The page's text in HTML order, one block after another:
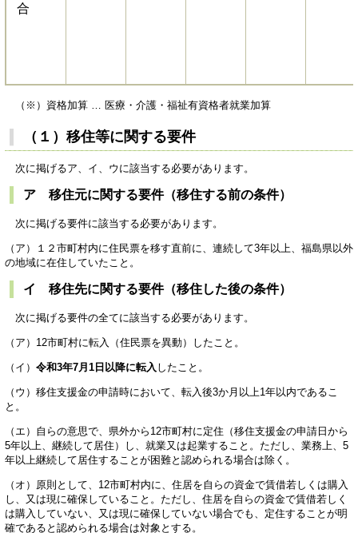
合
（※）資格加算 … 医療・介護・福祉有資格者就業加算
（１）移住等に関する要件
次に掲げるア、イ、ウに該当する必要があります。
ア 移住元に関する要件（移住する前の条件）
次に掲げる要件に該当する必要があります。
（ア）１２市町村内に住民票を移す直前に、連続して3年以上、福島県以外
の地域に在住していたこと。
イ 移住先に関する要件（移住した後の条件）
次に掲げる要件の全てに該当する必要があります。
（ア）12市町村に転入（住民票を異動）したこと。
（イ） 令和3年7月1日以降に転入 したこと。
（ウ）移住支援金の申請時において、転入後3か月以上1年以内であるこ
と。
（エ）自らの意思で、県外から12市町村に定住（移住支援金の申請日から
5年以上、継続して居住）し、就業又は起業すること。ただし、業務上、5
年以上継続して居住することが困難と認められる場合は除く。
（オ）原則として、12市町村内に、住居を自らの資金で賃借若しくは購入
し、又は現に確保していること。ただし、住居を自らの資金で賃借若しく
は購入していない、又は現に確保していない場合でも、定住することが明
確であると認められる場合は対象とする。